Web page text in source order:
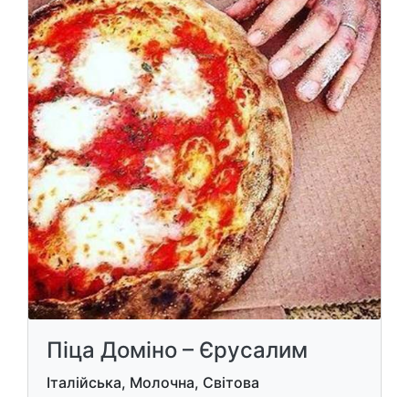
Піца Доміно – Єрусалим
Італійська, Молочна, Світова